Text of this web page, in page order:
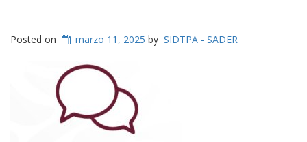
Posted on marzo 11, 2025 by SIDTPA - SADER